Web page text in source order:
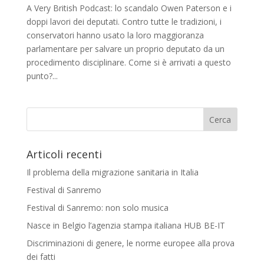
A Very British Podcast: lo scandalo Owen Paterson e i
doppi lavori dei deputati. Contro tutte le tradizioni, i
conservatori hanno usato la loro maggioranza
parlamentare per salvare un proprio deputato da un
procedimento disciplinare. Come si è arrivati a questo
punto?...
Articoli recenti
Il problema della migrazione sanitaria in Italia
Festival di Sanremo
Festival di Sanremo: non solo musica
Nasce in Belgio l’agenzia stampa italiana HUB BE-IT
Discriminazioni di genere, le norme europee alla prova
dei fatti